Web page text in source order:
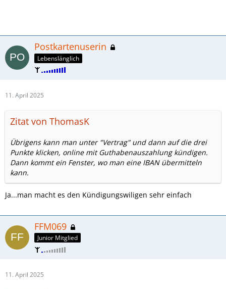
Postkartenuserin
Lebenslänglich
11. April 2025
Zitat von ThomasK
Übrigens kann man unter "Vertrag" und dann auf die drei
Punkte klicken, online mit Guthabenauszahlung kündigen.
Dann kommt ein Fenster, wo man eine IBAN übermitteln
kann.
Ja...man macht es den Kündigungswiligen sehr einfach
FFM069
Junior Mitglied
11. April 2025